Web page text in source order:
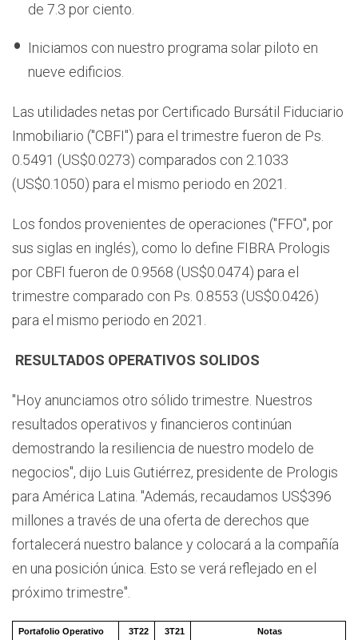
de 7.3 por ciento.
Iniciamos con nuestro programa solar piloto en
nueve edificios.
Las utilidades netas por Certificado Bursátil Fiduciario
Inmobiliario ("CBFI") para el trimestre fueron de Ps.
0.5491 (US$0.0273) comparados con 2.1033
(US$0.1050) para el mismo periodo en 2021.
Los fondos provenientes de operaciones ("FFO", por
sus siglas en inglés), como lo define FIBRA Prologis
por CBFI fueron de 0.9568 (US$0.0474) para el
trimestre comparado con Ps. 0.8553 (US$0.0426)
para el mismo periodo en 2021.
RESULTADOS OPERATIVOS SOLIDOS
"Hoy anunciamos otro sólido trimestre. Nuestros
resultados operativos y financieros continúan
demostrando la resiliencia de nuestro modelo de
negocios", dijo Luis Gutiérrez, presidente de Prologis
para América Latina. "Además, recaudamos US$396
millones a través de una oferta de derechos que
fortalecerá nuestro balance y colocará a la compañía
en una posición única. Esto se verá reflejado en el
próximo trimestre".
Portafolio Operativo 3T22 3T21
Notas